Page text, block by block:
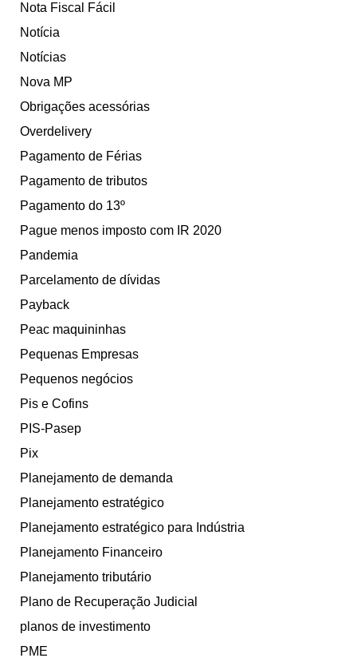
Nota Fiscal Fácil
Notícia
Notícias
Nova MP
Obrigações acessórias
Overdelivery
Pagamento de Férias
Pagamento de tributos
Pagamento do 13º
Pague menos imposto com IR 2020
Pandemia
Parcelamento de dívidas
Payback
Peac maquininhas
Pequenas Empresas
Pequenos negócios
Pis e Cofins
PIS-Pasep
Pix
Planejamento de demanda
Planejamento estratégico
Planejamento estratégico para Indústria
Planejamento Financeiro
Planejamento tributário
Plano de Recuperação Judicial
planos de investimento
PME